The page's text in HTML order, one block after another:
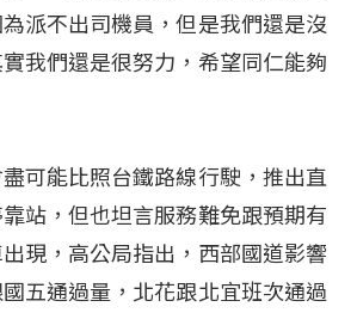
派不出司機員，但是我們還是沒
我們還是很努力，希望同仁能夠
可能比照台鐵路線行駛，推出直
站，但也坦言服務難免跟預期有
現，高公局指出，西部國道影響
五通過量，北花跟北宜班次通過